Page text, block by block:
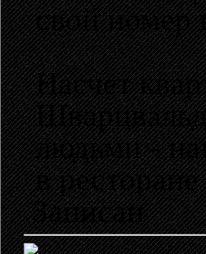
свой номер
Насчет
людьми -
в
Записан